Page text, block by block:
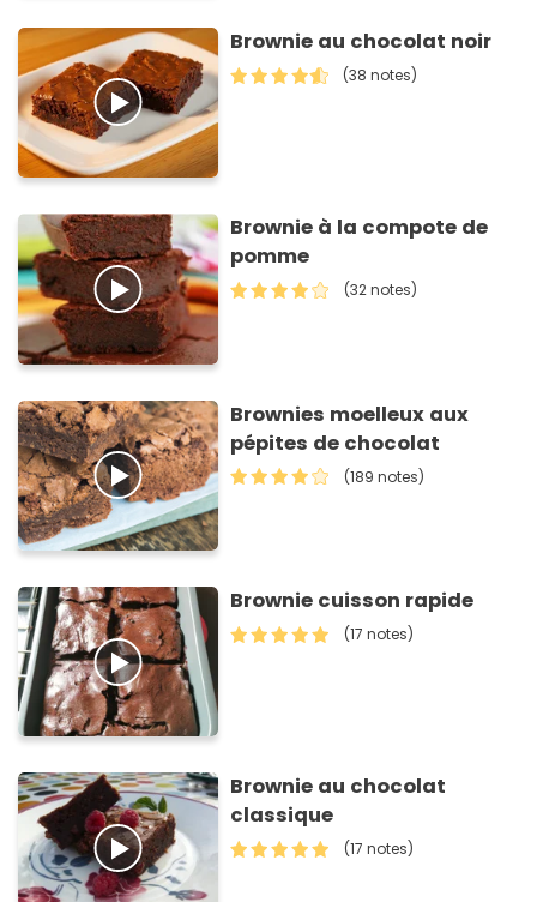
Brownie au chocolat noir
(38 notes)
Brownie à la compote de
pomme
(32 notes)
Brownies moelleux aux
pépites de chocolat
(189 notes)
Brownie cuisson rapide
(17 notes)
Brownie au chocolat
classique
(17 notes)